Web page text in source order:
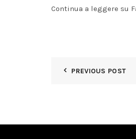
Continua a leggere su
PREVIOUS POST